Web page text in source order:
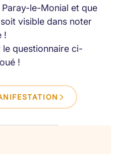
le-Monial et que
visible dans noter
!
questionnaire ci-
!